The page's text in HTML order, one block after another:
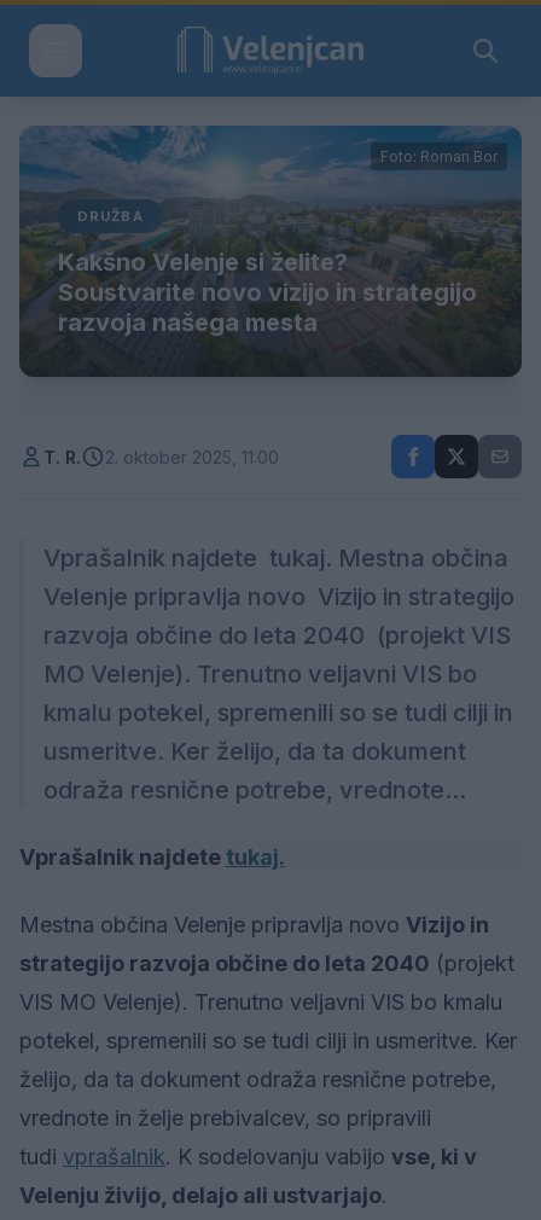
Foto: Roman Bor
DRUŽBA
Kakšno Velenje si želite?
Soustvarite novo vizijo in strategijo
razvoja našega mesta
T. R. 2. oktober 2025, 11:00
Vprašalnik najdete tukaj. Mestna občina
Velenje pripravlja novo Vizijo in strategijo
razvoja občine do leta 2040 (projekt VIS
MO Velenje). Trenutno veljavni VIS bo
kmalu potekel, spremenili so se tudi cilji in
usmeritve. Ker želijo, da ta dokument
odraža resnične potrebe, vrednote...
Vprašalnik najdetetukaj.
Mestna občina Velenje pripravlja novo Vizijo in
strategijo razvoja občine do leta 2040 (projekt
VIS MO Velenje). Trenutno veljavni VIS bo kmalu
potekel, spremenili so se tudi cilji in usmeritve. Ker
želijo, da ta dokument odraža resnične potrebe,
vrednote in želje prebivalcev, so pripravili
tudi vprašalnik. K sodelovanju vabijo vse, ki v
Velenju živijo, delajo ali ustvarjajo.